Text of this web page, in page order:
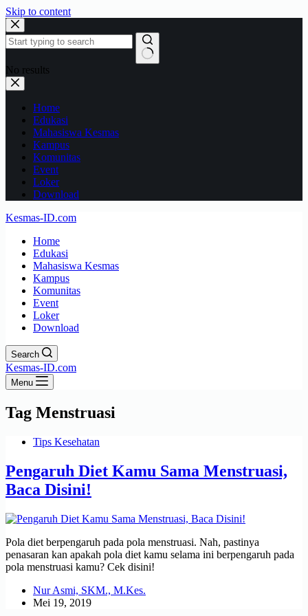
Skip to content
No results
Home
Edukasi
Mahasiswa Kesmas
Kampus
Komunitas
Event
Loker
Download
Kesmas-ID.com
Home
Edukasi
Mahasiswa Kesmas
Kampus
Komunitas
Event
Loker
Download
Search
Kesmas-ID.com
Menu
Tag Menstruasi
Tips Kesehatan
Pengaruh Diet Kamu Sama Menstruasi,
Baca Disini!
Pola diet berpengaruh pada pola menstruasi. Nah, pastinya
penasaran kan apakah pola diet kamu selama ini berpengaruh pada
pola menstruasi kamu? Cek disini!
Nur Asmi, SKM., M.Kes.
Mei 19, 2019